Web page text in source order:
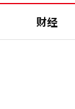
财经